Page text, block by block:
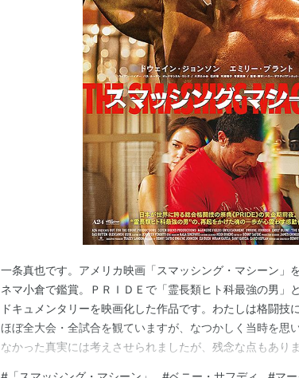
一条真也です。アメリカ映画「スマッシング・マシーン」
ネマ小倉で鑑賞。ＰＲＩＤＥで「霊長類ヒト科最強の男」
ドキュメンタリーを映画化した作品です。わたしは格闘技
ほぼ全大会・全試合を観ていますが、なつかしく当時を思
なかった真実には考えさせられましたが、残念な点もあり